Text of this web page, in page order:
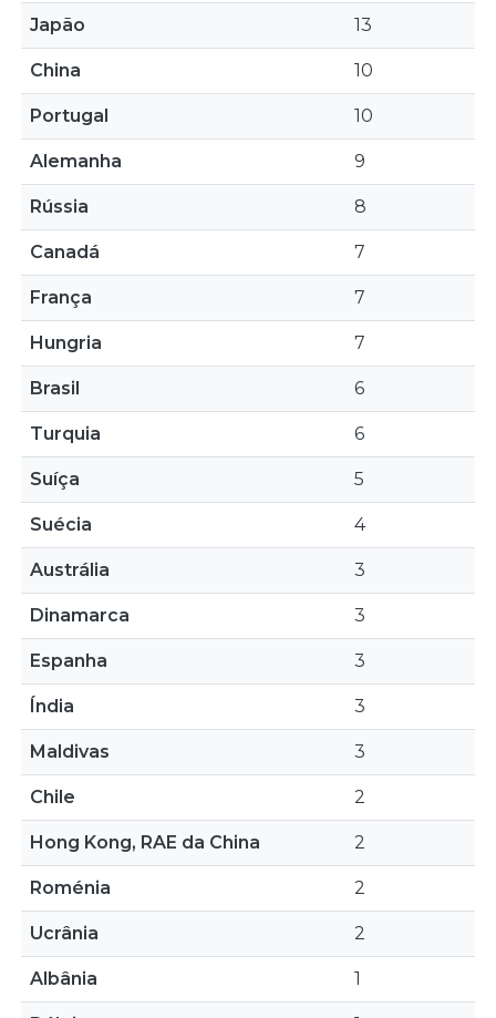
Japão 13
China 10
Portugal 10
Alemanha 9
Rússia 8
Canadá 7
França 7
Hungria 7
Brasil 6
Turquia 6
Suíça 5
Suécia 4
Austrália 3
Dinamarca 3
Espanha 3
Índia 3
Maldivas 3
Chile 2
Hong Kong, RAE da China 2
Roménia 2
Ucrânia 2
Albânia 1